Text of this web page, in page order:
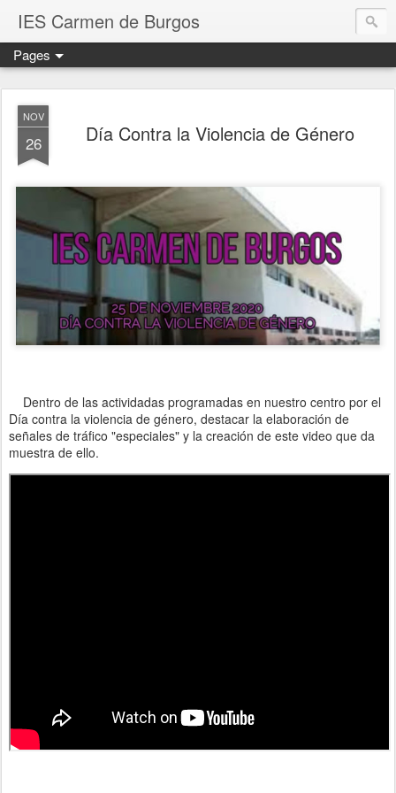
IES Carmen de Burgos
Pages
NOV
26 Día Contra la Violencia de Género
Dentro de las actividadas programadas en nuestro centro por el
Día contra la violencia de género, destacar la elaboración de
señales de tráfico "especiales" y la creación de este video que da
muestra de ello.